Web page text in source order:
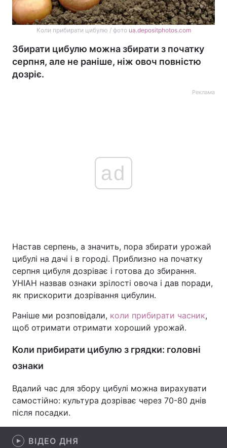
Головна Війна
Україна Політика
Економіка Світ
Спорт Наука
Зброя
Здоров'я Туризм
Екологія Регіони
Коли прибирати цибулю / фото ua.depositphotos.com
Збирати цибулю можна збирати з початку
серпня, але не раніше, ніж овоч повністю
дозріє.
Реклама
ad
Настав серпень, а значить, пора збирати урожай
цибулі на дачі і в городі. Приблизно на початку
серпня цибуля дозріває і готова до збирання.
УНІАН назвав ознаки зрілості овоча і дав поради,
як прискорити дозрівання цибулин.
Раніше ми розповідали, коли прибирати часник,
щоб отримати отримати хороший урожай.
Коли прибирати цибулю з грядки: головні
ознаки
Вдалий час для збору цибулі можна вирахувати
самостійно: культура дозріває через 70-80 днів
після посадки.
ВІДЕО ДНЯ